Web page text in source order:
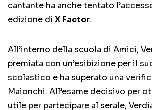
cantante ha anche tentato
edizione di X Factor.
All’interno della scuola di Amici,
premiata con un’esibizione per il
scolastico e ha superato una
Maionchi. All’esame decisivo per
utile per partecipare al serale,